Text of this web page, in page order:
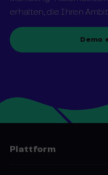
erhalten, die Ihren
Demo
Plattform